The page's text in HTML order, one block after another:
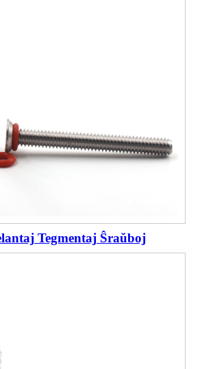
Tegmentaj Ŝraŭboj